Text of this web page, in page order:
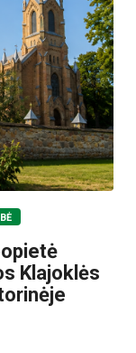
Klajoklės